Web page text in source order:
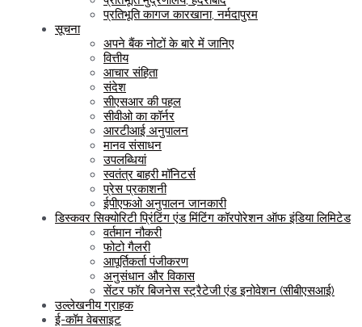
प्रतिभूति कागज कारखाना, नर्मदापुरम
सूचना
अपने बैंक नोटों के बारे में जानिए
वित्तीय
आचार संहिता
संदेश
सीएसआर की पहल
सीवीओ का कॉर्नर
आरटीआई अनुपालन
मानव संसाधन
उपलब्धियां
स्वतंत्र बाहरी मॉनिटर्स
प्रेस प्रकाशनी
ईपीएफओ अनुपालन जानकारी
डिस्कवर सिक्योरिटी प्रिंटिंग एंड मिंटिंग कॉरपोरेशन ऑफ इंडिया लिमिटेड
वर्तमान नौकरी
फोटो गैलरी
आपूर्तिकर्ता पंजीकरण
अनुसंधान और विकास
सेंटर फॉर बिजनेस स्ट्रैटेजी एंड इनोवेशन (सीबीएसआई)
उल्लेखनीय ग्राहक
ई-कॉम वेबसाइट